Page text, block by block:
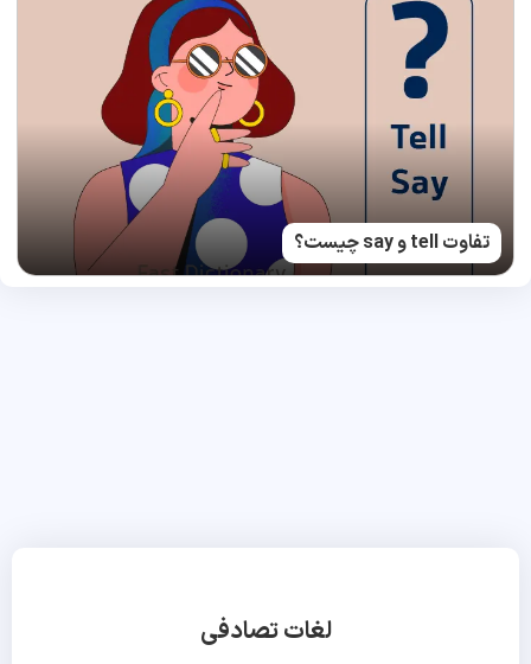
تفاوت tell و say چیست؟
لغات تصادفی